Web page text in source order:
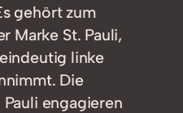
gehört zum
Marke St. Pauli,
linke
Die
engagieren